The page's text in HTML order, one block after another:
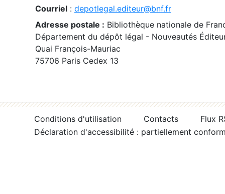
Courriel : depotlegal.editeur@bnf.fr
Adresse postale : Bibliothèque nationale de
Département du dépôt légal - Nouveautés
Quai François-Mauriac
75706 Paris Cedex 13
Conditions d'utilisation Contacts
Flux
Déclaration d'accessibilité : partiellement